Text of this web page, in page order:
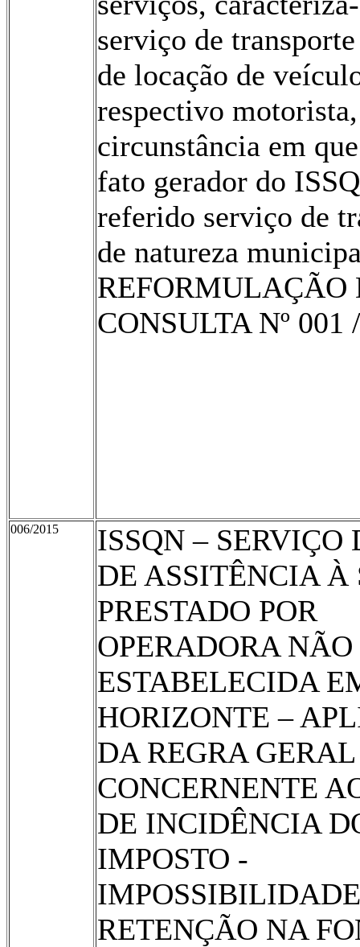
serviço de
de locação de
respectivo motorista,
circunstância em
fato gerador do
referido serviço de
de natureza
REFORMULAÇÃO
CONSULTA Nº 001
006/2015
ISSQN – SERVIÇO
DE ASSITÊNCIA À
PRESTADO POR
OPERADORA NÃO
ESTABELECIDA
HORIZONTE –
DA REGRA GERAL
CONCERNENTE
DE INCIDÊNCIA
IMPOSTO -
RETENÇÃO NA